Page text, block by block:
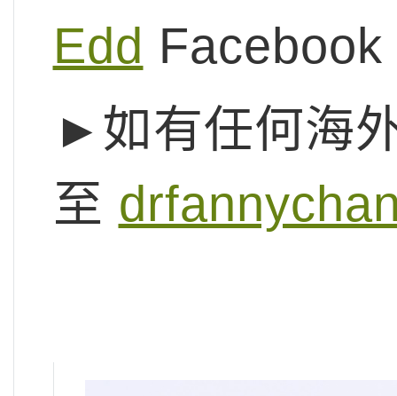
Edd
►如有任何海
至